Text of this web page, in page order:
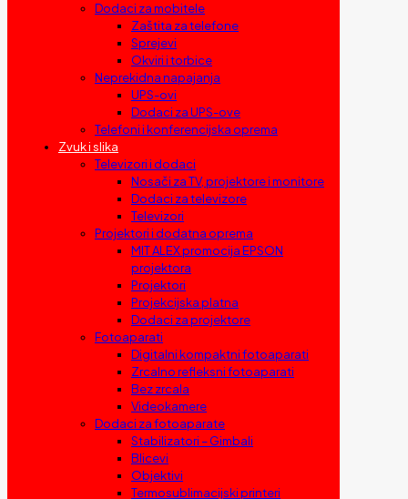
Dodaci za mobitele
Zaštita za telefone
Sprejevi
Okviri i torbice
Neprekidna napajanja
UPS-ovi
Dodaci za UPS-ove
Telefoni i konferencijska oprema
Zvuk i slika
Televizori i dodaci
Nosači za TV, projektore i monitore
Dodaci za televizore
Televizori
Projektori i dodatna oprema
MIT ALEX promocija EPSON
projektora
Projektori
Projekcijska platna
Dodaci za projektore
Fotoaparati
Digitalni kompaktni fotoaparati
Zrcalno refleksni fotoaparati
Bez zrcala
Videokamere
Dodaci za fotoaparate
Stabilizatori – Gimbali
Blicevi
Objektivi
Termosublimacijski printeri